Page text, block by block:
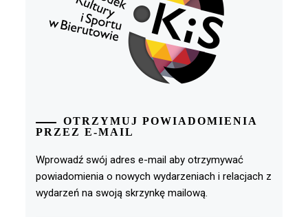
OTRZYMUJ POWIADOMIENIA
PRZEZ E-MAIL
Wprowadź swój adres e-mail aby otrzymywać
powiadomienia o nowych wydarzeniach i relacjach z
wydarzeń na swoją skrzynkę mailową.